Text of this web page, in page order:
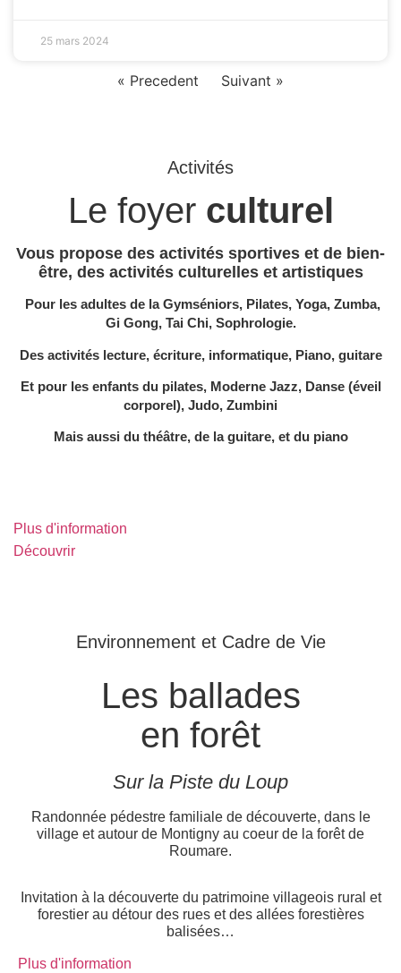
25 mars 2024
« Precedent Suivant »
Activités
Le foyerculturel
Vous propose des activités sportives et de bien-
être, des activités culturelles et artistiques
Pour les adultes de la Gymséniors, Pilates, Yoga, Zumba,
Gi Gong, Tai Chi, Sophrologie.
Des activités lecture, écriture, informatique, Piano, guitare
Et pour les enfants du pilates, Moderne Jazz, Danse (éveil
corporel), Judo, Zumbini
Mais aussi du théâtre, de la guitare, et du piano
Plus d'information
Découvrir
Environnement et Cadre de Vie
Les ballades
en forêt
Sur la Piste du Loup
Randonnée pédestre familiale de découverte, dans le
village et autour de Montigny au coeur de la forêt de
Roumare.
Invitation à la découverte du patrimoine villageois rural et
forestier au détour des rues et des allées forestières
balisées…
Plus d'information